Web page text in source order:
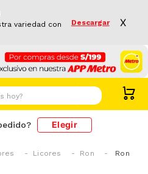
variedad con
Descargar X
Elegir
Licores Ron
Ron